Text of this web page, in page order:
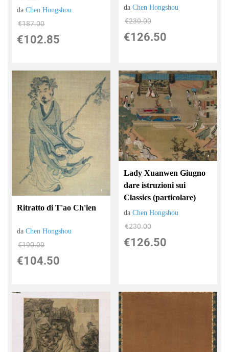
daChen Hongshou
€187.00
€102.85
daChen Hongshou
€230.00
€126.50
Ritratto di T'ao Ch'ien
daChen Hongshou
€190.00
€104.50
Lady Xuanwen Giugno
dare istruzioni sui
Classics (particolare)
daChen Hongshou
€230.00
€126.50